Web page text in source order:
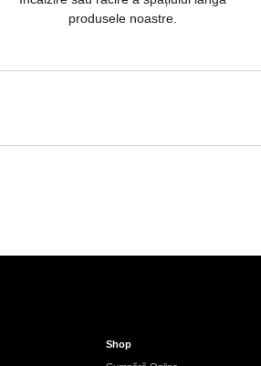
produsele noastre.
Shop